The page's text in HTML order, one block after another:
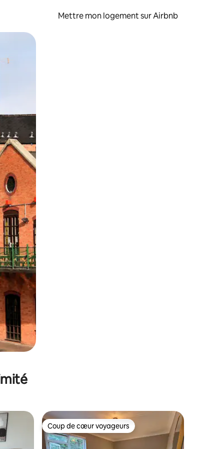
Mettre mon logement sur Airbnb
glisser.
Coup de cœur voyageurs
Coup de cœur voyageurs